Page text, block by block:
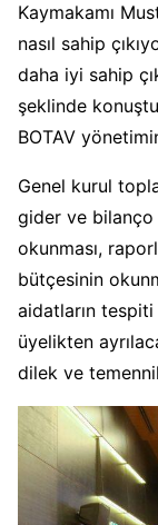
Kaymakamı
nasıl sahip
daha iyi sahip
şeklinde
BOTAV
Genel kurul
gider ve bilanço
okunması,
bütçesinin
aidatların tespiti
üyelikten
dilek ve